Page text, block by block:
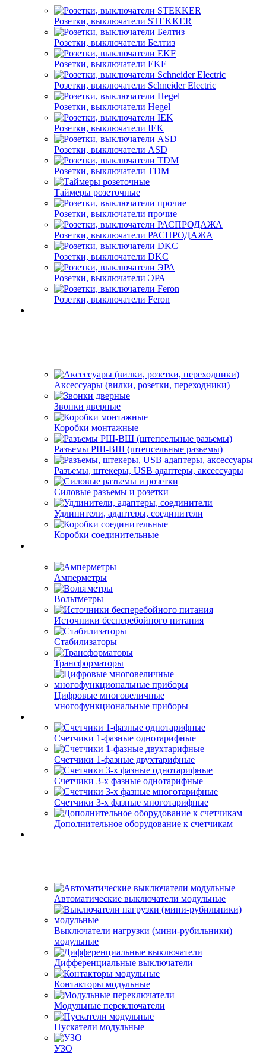
Розетки, выключатели STEKKER
Розетки, выключатели Белтиз
Розетки, выключатели EKF
Розетки, выключатели Schneider Electric
Розетки, выключатели Hegel
Розетки, выключатели IEK
Розетки, выключатели ASD
Розетки, выключатели TDM
Таймеры розеточные
Розетки, выключатели прочие
Розетки, выключатели РАСПРОДАЖА
Розетки, выключатели DKC
Розетки, выключатели ЭРА
Розетки, выключатели Feron
Аксессуары (вилки, розетки, переходники)
Звонки дверные
Коробки монтажные
Разъемы РШ-ВШ (штепсельные разьемы)
Разъемы, штекеры, USB адаптеры, аксессуары
Силовые разъемы и розетки
Удлинители, адаптеры, соединители
Коробки соединительные
Амперметры
Вольтметры
Источники бесперебойного питания
Стабилизаторы
Трансформаторы
Цифровые многовеличные
многофункциональные приборы
Счетчики 1-фазные однотарифные
Счетчики 1-фазные двухтарифные
Счетчики 3-х фазные однотарифные
Счетчики 3-х фазные многотарифные
Дополнительное оборудование к счетчикам
Автоматические выключатели модульные
Выключатели нагрузки (мини-рубильники)
модульные
Дифференциальные выключатели
Контакторы модульные
Модульные переключатели
Пускатели модульные
УЗО